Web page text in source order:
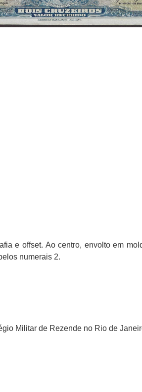
e offset. Ao centro, envolto em
numerais 2.
Militar de Rezende no Rio de